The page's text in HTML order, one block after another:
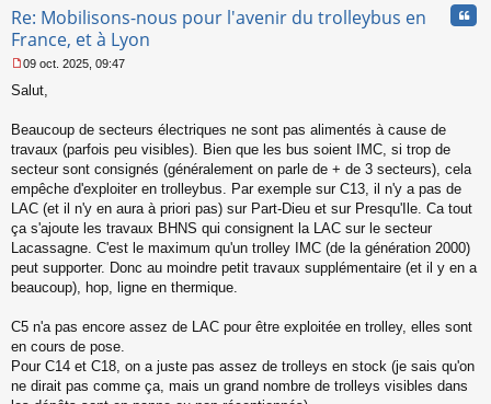
Re: Mobilisons-nous pour l'avenir du trolleybus en
France, et à Lyon
e
s
g
e
n
o
n
u
09 oct. 2025, 09:47
Salut,
Beaucoup de secteurs électriques ne sont pas alimentés à cause de
travaux (parfois peu visibles). Bien que les bus soient IMC, si trop de
secteur sont consignés (généralement on parle de + de 3 secteurs), cela
empêche d'exploiter en trolleybus. Par exemple sur C13, il n'y a pas de
LAC (et il n'y en aura à priori pas) sur Part-Dieu et sur Presqu'Ile. Ca tout
ça s'ajoute les travaux BHNS qui consignent la LAC sur le secteur
Lacassagne. C'est le maximum qu'un trolley IMC (de la génération 2000)
peut supporter. Donc au moindre petit travaux supplémentaire (et il y en a
beaucoup), hop, ligne en thermique.
C5 n'a pas encore assez de LAC pour être exploitée en trolley, elles sont
en cours de pose.
Pour C14 et C18, on a juste pas assez de trolleys en stock (je sais qu'on
ne dirait pas comme ça, mais un grand nombre de trolleys visibles dans